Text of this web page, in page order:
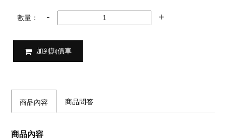
數量：
加到詢價車
商品內容 商品問答
商品內容